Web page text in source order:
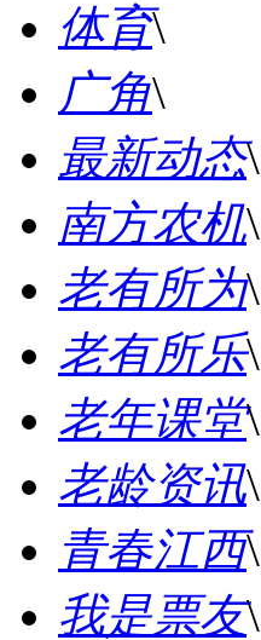
体育\
广角\
最新动态\
南方农机\
老有所为\
老有所乐\
老年课堂\
老龄资讯\
青春江西\
我是票友\